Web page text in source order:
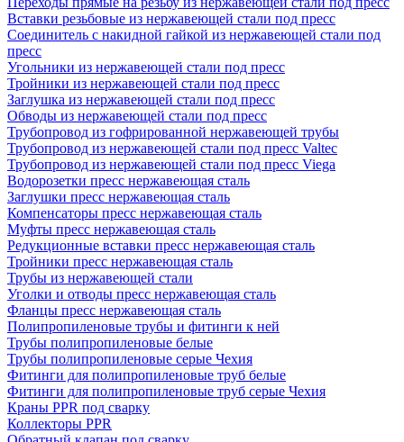
Вставки резьбовые из нержавеющей стали под пресс
Соединитель с накидной гайкой из нержавеющей стали под
пресс
Угольники из нержавеющей стали под пресс
Тройники из нержавеющей стали под пресс
Заглушка из нержавеющей стали под пресс
Обводы из нержавеющей стали под пресс
Трубопровод из гофрированной нержавеющей трубы
Трубопровод из нержавеющей стали под пресс Valtec
Трубопровод из нержавеющей стали под пресс Viega
Водорозетки пресс нержавеющая сталь
Заглушки пресс нержавеющая сталь
Компенсаторы пресс нержавеющая сталь
Муфты пресс нержавеющая сталь
Редукционные вставки пресс нержавеющая сталь
Тройники пресс нержавеющая сталь
Трубы из нержавеющей стали
Уголки и отводы пресс нержавеющая сталь
Фланцы пресс нержавеющая сталь
Полипропиленовые трубы и фитинги к ней
Трубы полипропиленовые белые
Трубы полипропиленовые серые Чехия
Фитинги для полипропиленовые труб белые
Фитинги для полипропиленовые труб серые Чехия
Краны PPR под сварку
Коллекторы PPR